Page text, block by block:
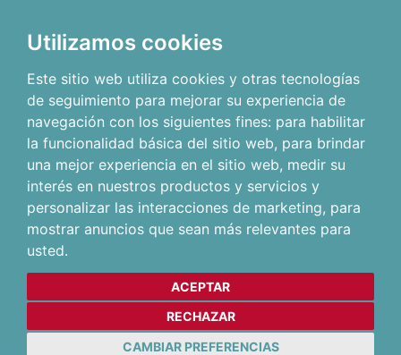
Utilizamos cookies
Este sitio web utiliza cookies y otras tecnologías
de seguimiento para mejorar su experiencia de
navegación con los siguientes fines: para habilitar
la funcionalidad básica del sitio web, para brindar
una mejor experiencia en el sitio web, medir su
interés en nuestros productos y servicios y
personalizar las interacciones de marketing, para
mostrar anuncios que sean más relevantes para
usted.
ACEPTAR
RECHAZAR
CAMBIAR PREFERENCIAS